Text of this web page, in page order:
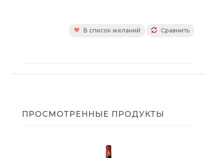
Сравнить
В список желаний
ПРОСМОТРЕННЫЕ ПРОДУКТЫ